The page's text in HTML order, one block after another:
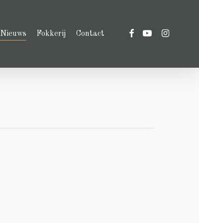
Nieuws Fokkerij Contact facebookyoutubeinstagram